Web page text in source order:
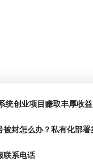
统创业项目赚取丰厚收益
联系电话